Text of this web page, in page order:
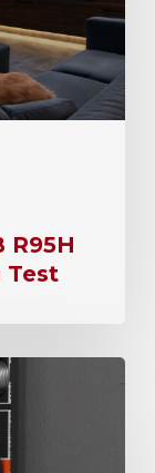
R95H
Test